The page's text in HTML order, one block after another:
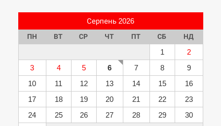
Серпень 2026
ПН ВТ СР ЧТ ПТ СБ НД
1
2
3
4 5 6 7 8
9
10
11 12 13 14 15
16
17
18 19 20 21 22
23
24
25 26 27 28 29
30